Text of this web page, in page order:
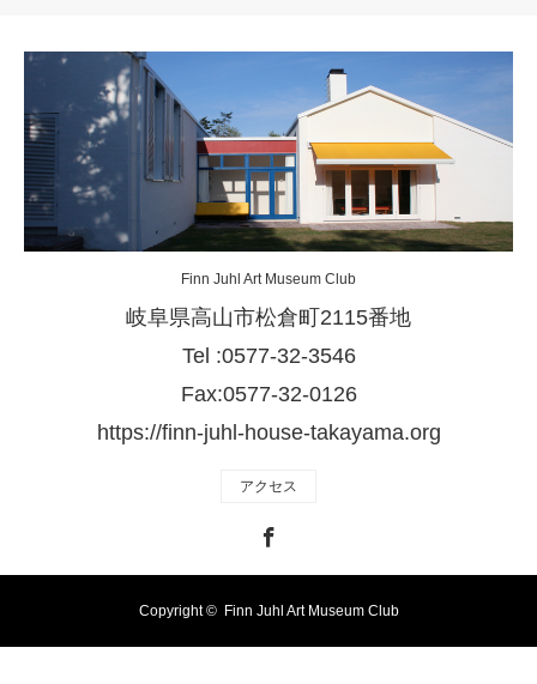
Finn Juhl Art Museum Club
岐阜県高山市松倉町2115番地
Tel :0577-32-3546
Fax:0577-32-0126
https://finn-juhl-house-takayama.org
アクセス
Copyright © Finn Juhl Art Museum Club